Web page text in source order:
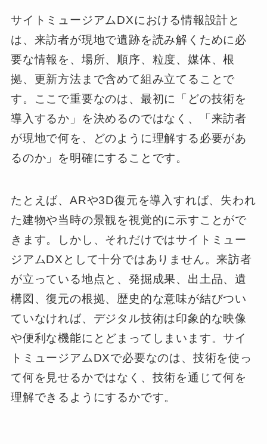
サイトミュージアムDXにおける情報設計と
は、来訪者が現地で遺跡を読み解くために必
要な情報を、場所、順序、粒度、媒体、根
拠、更新方法まで含めて組み立てることで
す。ここで重要なのは、最初に「どの技術を
導入するか」を決めるのではなく、「来訪者
が現地で何を、どのように理解する必要があ
るのか」を明確にすることです。
たとえば、ARや3D復元を導入すれば、失われ
た建物や当時の景観を視覚的に示すことがで
きます。しかし、それだけではサイトミュー
ジアムDXとして十分ではありません。来訪者
が立っている地点と、発掘成果、出土品、遺
構図、復元の根拠、歴史的な意味が結びつい
ていなければ、デジタル技術は印象的な映像
や便利な機能にとどまってしまいます。サイ
トミュージアムDXで必要なのは、技術を使っ
て何を見せるかではなく、技術を通じて何を
理解できるようにするかです。